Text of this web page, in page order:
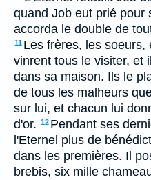
quand Job eut prié pour
accorda le double de
11 Les frères, les soeurs,
vinrent tous le visiter, et
dans sa maison. Ils le
de tous les malheurs
sur lui, et chacun lui
d'or. 12 Pendant ses
l'Eternel plus de
dans les premières. Il
brebis, six mille